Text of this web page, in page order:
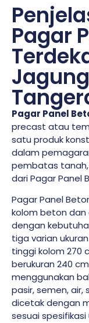
Pagar
Pagar Panel
precast atau
satu produk
dalam
pembatas tanah,
dari Pagar Panel
Pagar Panel
kolom beton dan
dengan
tiga varian
tinggi kolom 270
berukuran 240
menggunakan
pasir, semen,
dicetak dengan
sesuai